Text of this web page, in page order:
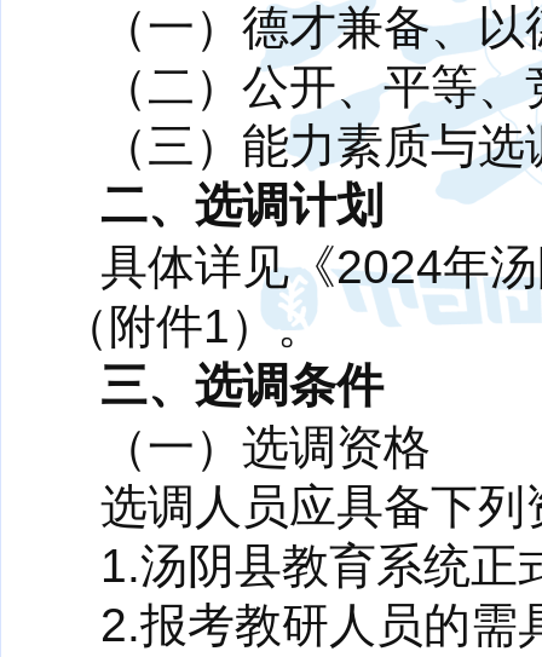
（一）德才兼备、
（二）公开、平等
（三）能力素质与
二、选调计划
具体详见《2024年
（附件1）。
三、选调条件
（一）选调资格
选调人员应具备下列
1.汤阴县教育系统正
2.报考教研人员的需